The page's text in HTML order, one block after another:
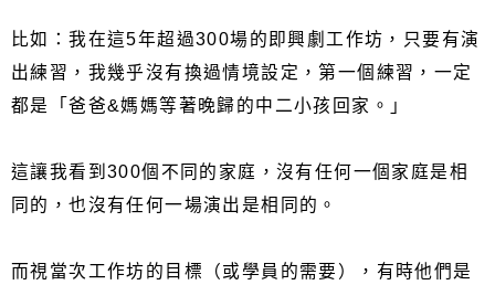
比如：我在這5年超過300場的即興劇工作坊，只要有演
出練習，我幾乎沒有換過情境設定，第一個練習，一定
都是「爸爸&媽媽等著晚歸的中二小孩回家。」
這讓我看到300個不同的家庭，沒有任何一個家庭是相
同的，也沒有任何一場演出是相同的。
而視當次工作坊的目標（或學員的需要），有時他們是